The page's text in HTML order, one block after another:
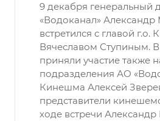
9 декабря генеральный
«Водоканал»
встретился с главой г.о.
Вячеславом Ступиным.
приняли участие также
подразделения АО
Кинешма Алексей
представители
ходе встречи